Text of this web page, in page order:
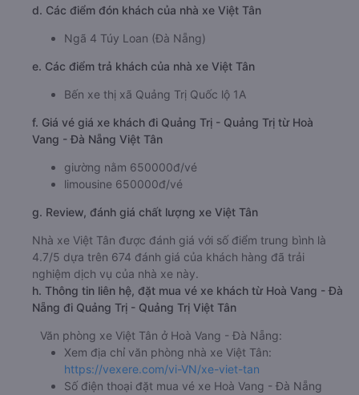
d. Các điểm đón khách của nhà xe Việt Tân
Ngã 4 Túy Loan (Đà Nẵng)
e. Các điểm trả khách của nhà xe Việt Tân
Bến xe thị xã Quảng Trị Quốc lộ 1A
f. Giá vé giá xe khách đi Quảng Trị - Quảng Trị từ Hoà
Vang - Đà Nẵng Việt Tân
giường nằm 650000đ/vé
limousine 650000đ/vé
g. Review, đánh giá chất lượng xe Việt Tân
Nhà xe Việt Tân được đánh giá với số điểm trung bình là
4.7/5 dựa trên 674 đánh giá của khách hàng đã trải
nghiệm dịch vụ của nhà xe này.
h. Thông tin liên hệ, đặt mua vé xe khách từ Hoà Vang - Đà
Nẵng đi Quảng Trị - Quảng Trị Việt Tân
Văn phòng xe Việt Tân ở Hoà Vang - Đà Nẵng:
Xem địa chỉ văn phòng nhà xe Việt Tân:
https://vexere.com/vi-VN/xe-viet-tan
Số điện thoại đặt mua vé xe Hoà Vang - Đà Nẵng